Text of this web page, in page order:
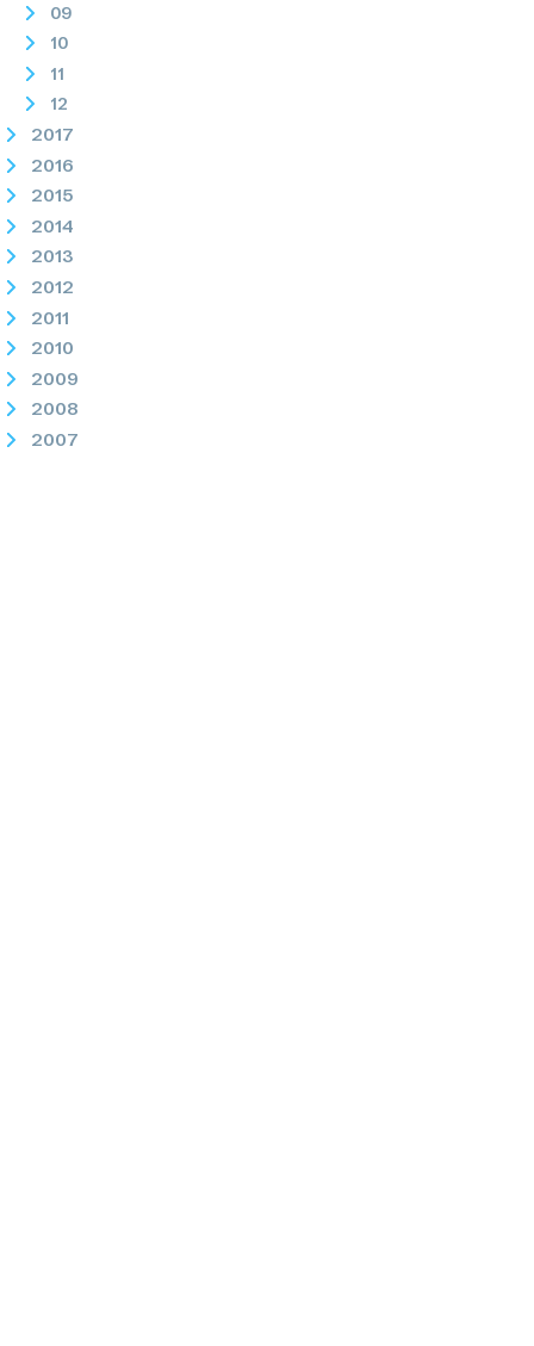
09
10
11
12
2017
2016
2015
2014
2013
2012
2011
2010
2009
2008
2007